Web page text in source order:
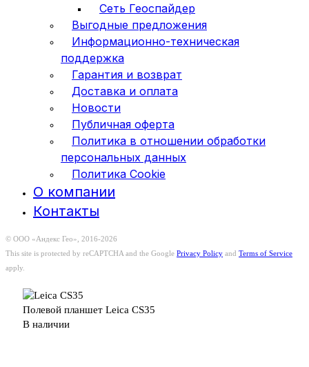
Сеть Геоспайдер
Выгодные предложения
Информационно-техническая
поддержка
Гарантия и возврат
Доставка и оплата
Новости
Публичная оферта
Политика в отношении обработки
персональных данных
Политика Cookie
О компании
Контакты
© ООО «Андекс Гео», 2016-2026
This site is protected by reCAPTCHA and the Google Privacy Policy and Terms of Service
apply.
Полевой планшет Leica CS35
В наличии